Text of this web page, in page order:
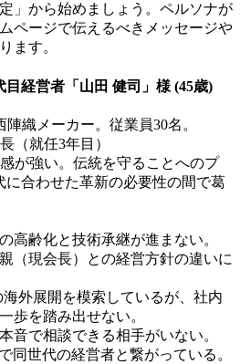
」から始めましょう。ペルソナが
ページで伝えるべきメッセージや
ます。
経営者「山田 健司」様 (45歳)
陣織メーカー。従業員30名。
（就任3年目）
が強い。伝統を守ることへのプ
に合わせた革新の必要性の間で葛
高齢化と技術承継が進まない。
（現会長）との経営方針の違いに
外展開を模索しているが、社内
歩を踏み出せない。
音で相談できる相手がいない。
同世代の経営者と繋がっている。